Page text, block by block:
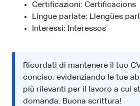
Certificazioni: Certificacions
Lingue parlate: Llengües
Interessi: Interessos
Ricordati di mantenere il tuo
conciso, evidenziando le tue
più rilevanti per il lavoro a cui
domanda. Buona scrittura!